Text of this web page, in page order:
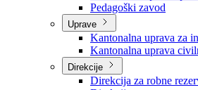
Zavod zdravstvenog
Zavod za javno
Zavod za besplatnu
Pedagoški zavod
Uprave
Kantonalna uprava za